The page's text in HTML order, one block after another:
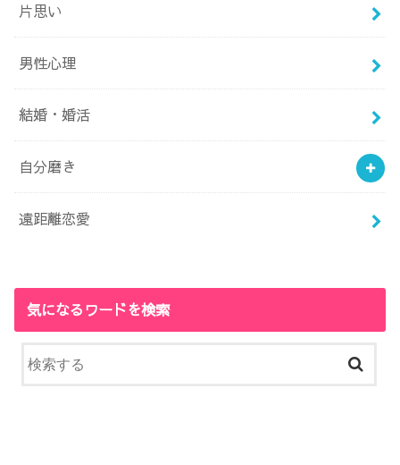
片思い
男性心理
結婚・婚活
自分磨き
遠距離恋愛
気になるワードを検索